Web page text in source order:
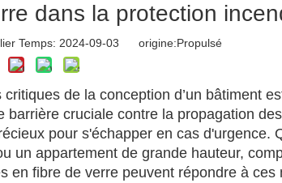
dans la protection
Temps: 2024-09-03 origine:Propulsé
de la conception d’un bâtiment
barrière cruciale contre la propagation des
pour s'échapper en cas d'urgence.
un appartement de grande hauteur,
en fibre de verre peuvent répondre à ces